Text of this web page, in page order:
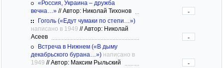
«Россия, Украина – дружба
вечна…» //Автор: Николай Тихонов
-
Гоголь («Едут чумаки по степи…»)
написано в 1949 //Автор: Николай
Асеев
-
Встреча в Нижнем («В дыму
декабрьского бурана…») написано в
1949 //Автор: Максим Рыльский
-